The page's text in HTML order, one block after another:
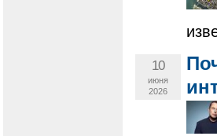
10
июня
2026